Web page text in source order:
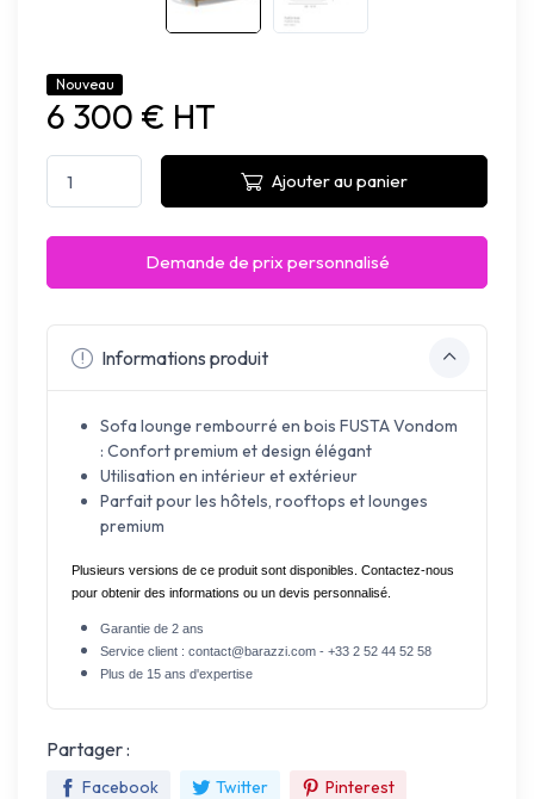
Nouveau
6 300 € HT
Ajouter au panier
Demande de prix personnalisé
Informations produit
Sofa lounge rembourré en bois FUSTA Vondom
: Confort premium et design élégant
Utilisation en intérieur et extérieur
Parfait pour les hôtels, rooftops et lounges
premium
Plusieurs versions de ce produit sont disponibles. Contactez-nous
pour obtenir des informations ou un devis personnalisé.
Garantie de 2 ans
Service client : contact@barazzi.com - +33 2 52 44 52 58
Plus de 15 ans d'expertise
Partager :
Facebook Twitter Pinterest